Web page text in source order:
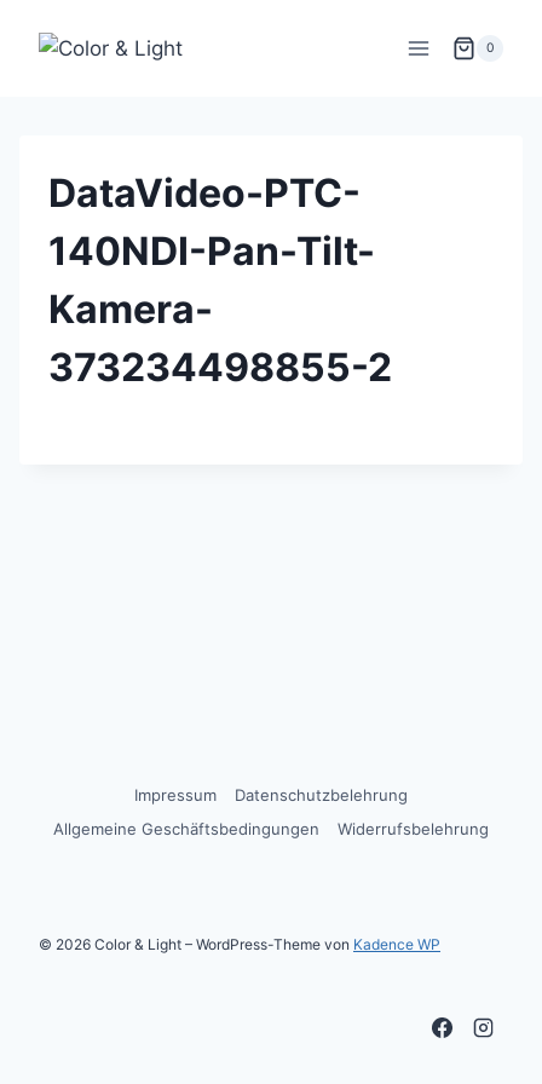
Inhalt
0
DataVideo-PTC-
140NDI-Pan-Tilt-
Kamera-
373234498855-2
Impressum
Datenschutzbelehrung
Allgemeine Geschäftsbedingungen
Widerrufsbelehrung
© 2026 Color & Light – WordPress-Theme von Kadence WP